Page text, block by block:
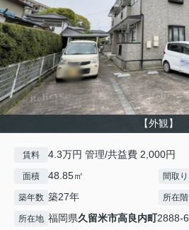
【外観】
賃料 4.3万円 管理/共益費 2,000円
面積 48.85㎡ 間取り
築年数 築27年 所在階
所在地 福岡県久留米市高良内町2888-6